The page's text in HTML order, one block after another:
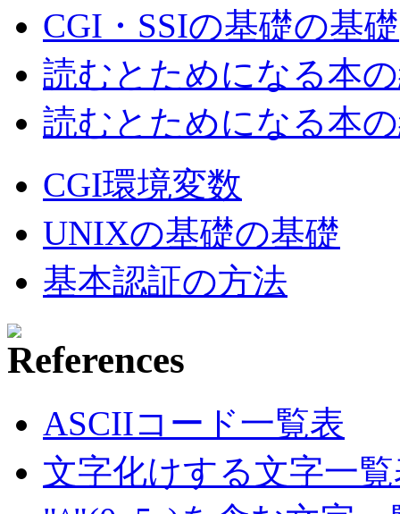
CGI・SSIの基礎の基礎
読むとためになる本
読むとためになる本
CGI環境変数
UNIXの基礎の基礎
基本認証の方法
ASCIIコード一覧表
文字化けする文字一